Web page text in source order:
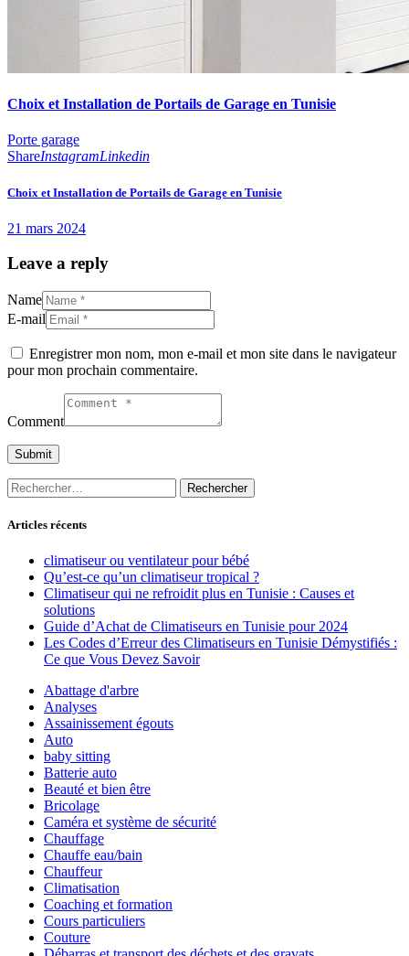
Choix et Installation de Portails de Garage en Tunisie
Porte garage
ShareInstagramLinkedin
Choix et Installation de Portails de Garage en Tunisie
21 mars 2024
Leave a reply
Name
E-mail
Enregistrer mon nom, mon e-mail et mon site dans le navigateur
pour mon prochain commentaire.
Comment
Rechercher :
Articles récents
climatiseur ou ventilateur pour bébé
Qu’est-ce qu’un climatiseur tropical ?
Climatiseur qui ne refroidit plus en Tunisie : Causes et
solutions
Guide d’Achat de Climatiseurs en Tunisie pour 2024
Les Codes d’Erreur des Climatiseurs en Tunisie Démystifiés :
Ce que Vous Devez Savoir
Abattage d'arbre
Analyses
Assainissement égouts
Auto
baby sitting
Batterie auto
Beauté et bien être
Bricolage
Caméra et système de sécurité
Chauffage
Chauffe eau/bain
Chauffeur
Climatisation
Coaching et formation
Cours particuliers
Couture